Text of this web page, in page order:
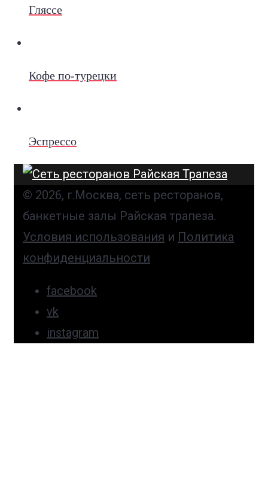
Гляссе
Кофе по-турецки
Эспрессо
© 2026, г.Москва, сеть ресторанов,
банкетные залы Райская трапеза.
Условия использования и Политика
конфиденциальности
facebook
vk
instagram